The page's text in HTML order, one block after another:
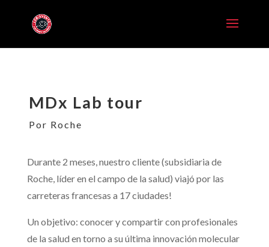
MDx Lab tour
Por Roche
Durante 2 meses, nuestro cliente (subsidiaria de
Roche, líder en el campo de la salud) viajó por las
carreteras francesas a 17 ciudades!
Un objetivo: conocer y compartir con profesionales
de la salud en torno a su última innovación molecular